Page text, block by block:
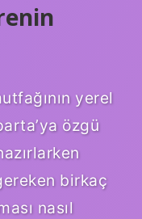
yerel
özgü
birkaç
nasıl